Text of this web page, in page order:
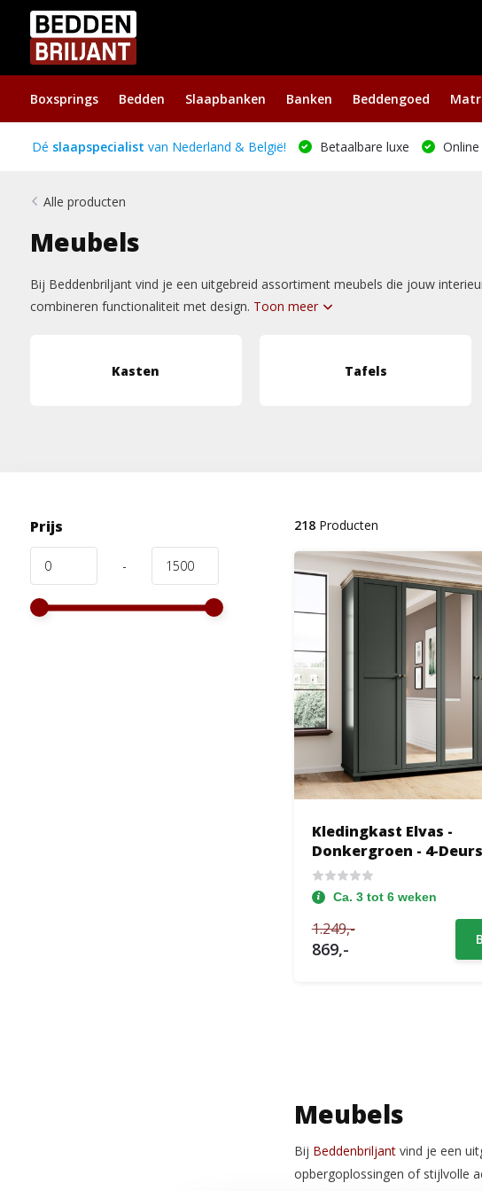
Boxsprings Bedden Slaapbanken Banken Beddengoed
Dé slaapspecialist van Nederland & België! Betaalbare luxe
Alle producten
Meubels
Bij Beddenbriljant vind je een uitgebreid assortiment meubels die jouw
combineren functionaliteit met design. Toon meer
Kasten Tafels
Prijs
-
218Producten
Kledingkast Elvas -
Donkergroen - 4-
Spiegel
Ca. 3 tot 6 weken
1.249,-
869,-
Meubels
Bij Beddenbriljantvind je een
opbergoplossingen of stijlvolle